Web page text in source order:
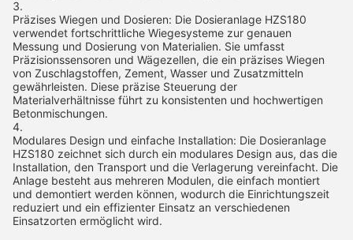
Präzises Wiegen und Dosieren: Die Dosieranlage HZS180
verwendet fortschrittliche Wiegesysteme zur genauen
Messung und Dosierung von Materialien. Sie umfasst
Präzisionssensoren und Wägezellen, die ein präzises Wiegen
von Zuschlagstoffen, Zement, Wasser und Zusatzmitteln
gewährleisten. Diese präzise Steuerung der
Materialverhältnisse führt zu konsistenten und hochwertigen
Betonmischungen.
Modulares Design und einfache Installation: Die Dosieranlage
HZS180 zeichnet sich durch ein modulares Design aus, das die
Installation, den Transport und die Verlagerung vereinfacht. Die
Anlage besteht aus mehreren Modulen, die einfach montiert
und demontiert werden können, wodurch die Einrichtungszeit
reduziert und ein effizienter Einsatz an verschiedenen
Einsatzorten ermöglicht wird.